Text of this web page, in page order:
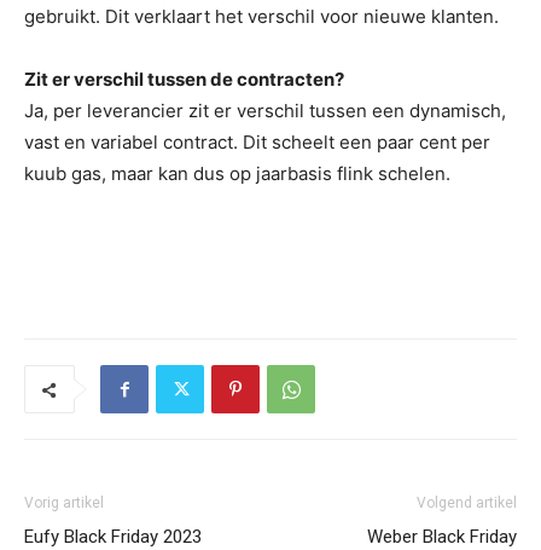
gebruikt. Dit verklaart het verschil voor nieuwe klanten.
Zit er verschil tussen de contracten?
Ja, per leverancier zit er verschil tussen een dynamisch,
vast en variabel contract. Dit scheelt een paar cent per
kuub gas, maar kan dus op jaarbasis flink schelen.
Vorig artikel
Eufy Black Friday 2023
Volgend artikel
Weber Black Friday